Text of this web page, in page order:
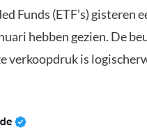
Funds (ETF’s) gisteren
hebben gezien. De
verkoopdruk is